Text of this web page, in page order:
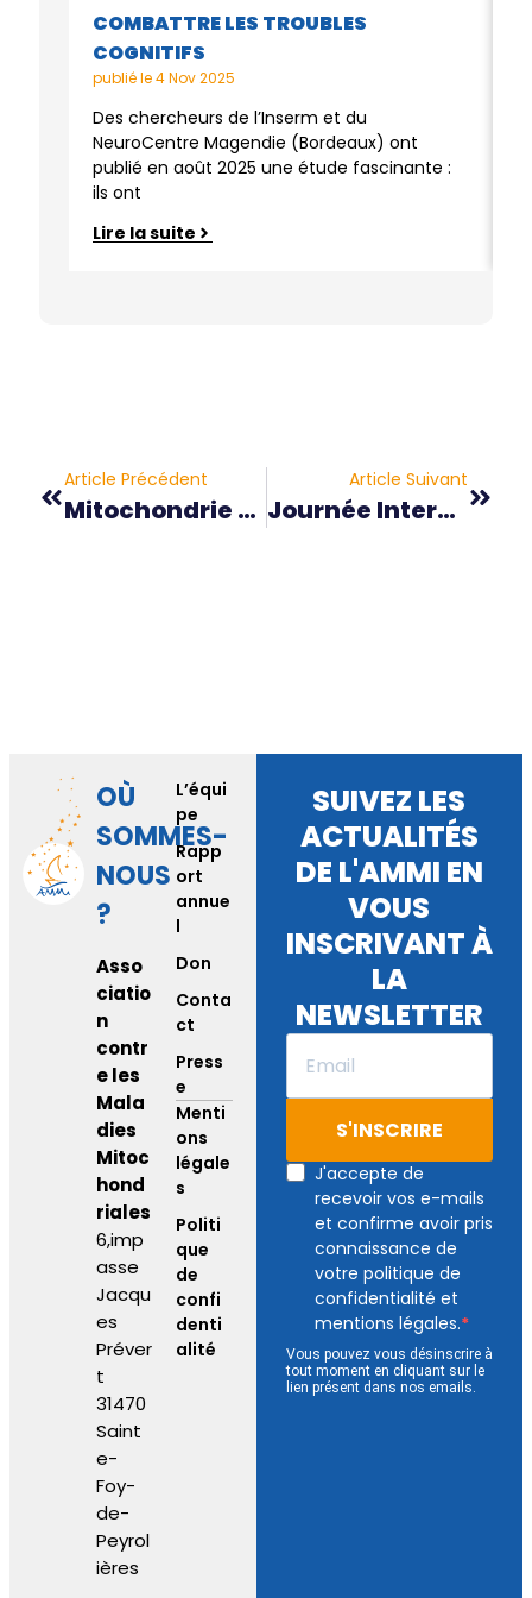
COMBATTRE LES TROUBLES
COGNITIFS
publié le4 Nov 2025
Des chercheurs de l’Inserm et du
NeuroCentre Magendie (Bordeaux) ont
publié en août 2025 une étude fascinante :
ils ont
Lire la suite
Article Précédent
Mitochondrie Dans La Santé Et Les Maladies, Conférence À Nice Du 17 Au 21 Décembre 2018
Article Suivant
Journée Internationale Des Maladies Rares
OÙ
SOMMES-
NOUS
?
Asso
ciatio
n
contr
e les
Mala
dies
Mitoc
hond
riales
6,imp
asse
Jacqu
es
Préver
t
31470
Saint
e-
Foy-
de-
Peyrol
ières
L’équi
pe
Rapp
ort
annue
l
Don
Conta
ct
Press
e
Menti
ons
légale
s
Politi
que
de
confi
denti
alité
SUIVEZ LES
ACTUALITÉS
DE L'AMMI EN
VOUS
INSCRIVANT À
LA
NEWSLETTER
S'INSCRIRE
J'accepte de
recevoir vos e-mails
et confirme avoir pris
connaissance de
votre politique de
confidentialité et
mentions légales.
Vous pouvez vous désinscrire à
tout moment en cliquant sur le
lien présent dans nos emails.